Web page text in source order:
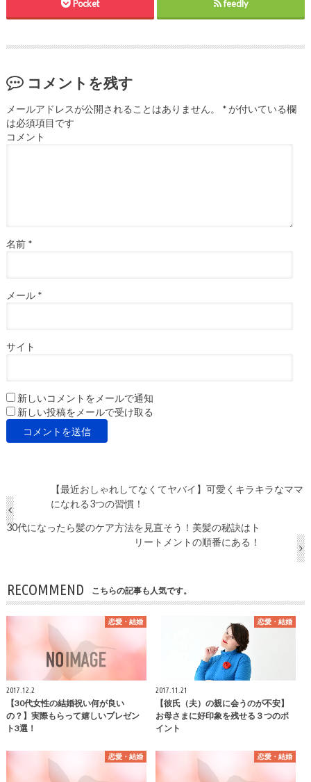
Pocket feedly
コメントを残す
メールアドレスが公開されることはありません。 *が付いている欄
は必須項目です
コメント
名前 *
メール *
サイト
新しいコメントをメールで通知
新しい投稿をメールで受け取る
【最近おしゃれしてなくてヤバイ】可愛くキラキラなママ
になれる3つの習慣！
30代になったら髪のケア方法を見直そう！美髪の秘訣はト
リートメントの順番にある！
RECOMMEND こちらの記事も人気です。
恋愛・結婚
2017.12.2
【30代女性の結婚祝い何が良い
の？】実際もらって嬉しいプレゼン
ト3選！
恋愛・結婚
2017.11.21
【彼氏（夫）の親に会うのが不安】
お母さまに好印象を残せる３つのポ
イント
恋愛・結婚 恋愛・結婚